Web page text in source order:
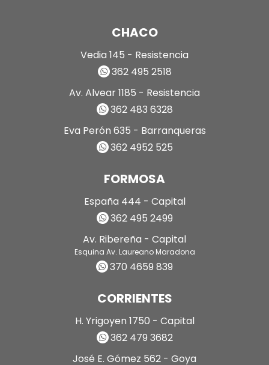
CHACO
Vedia 145 - Resistencia
362 495 2518
Av. Alvear 1185 - Resistencia
362 483 6328
Eva Perón 635 - Barranqueras
362 4952 525
FORMOSA
España 444 - Capital
362 495 2499
Av. Ribereña - Capital
Esquina Av. Laureano Maradona
370 4659 839
CORRIENTES
H. Yrigoyen 1750 - Capital
362 479 3682
José E. Gómez 562 - Goya